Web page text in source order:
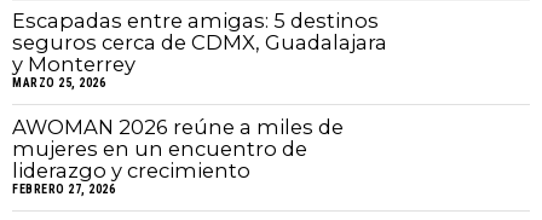
Escapadas entre amigas: 5 destinos
seguros cerca de CDMX, Guadalajara
y Monterrey
MARZO 25, 2026
AWOMAN 2026 reúne a miles de
mujeres en un encuentro de
liderazgo y crecimiento
FEBRERO 27, 2026